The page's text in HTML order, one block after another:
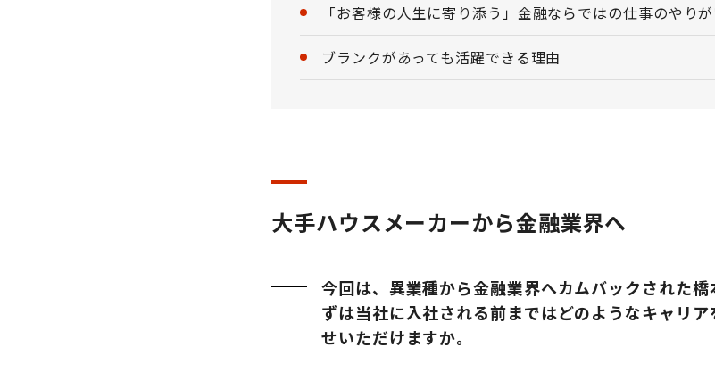
「お客様の人生に寄り添う」金融ならではの仕事のやり
ブランクがあっても活躍できる理由
大手ハウスメーカーから金融業界へ
今回は、異業種から金融業界へカムバックされた
ずは当社に入社される前まではどのようなキャリ
せいただけますか。